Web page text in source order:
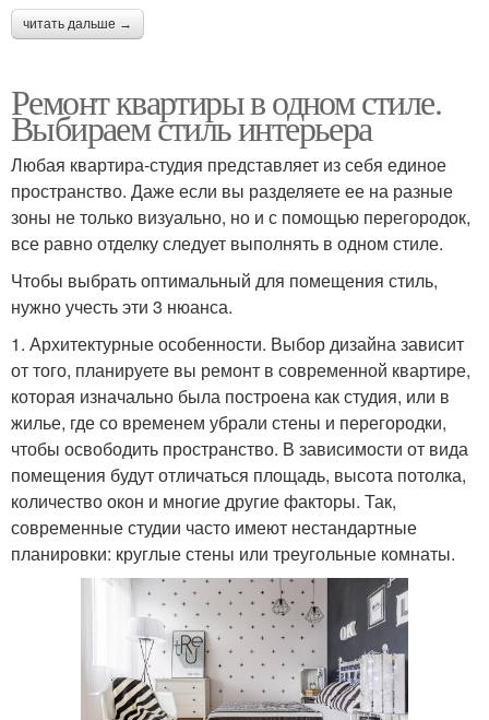
читать дальше →
Ремонт квартиры в одном стиле.
Выбираем стиль интерьера
Любая квартира-студия представляет из себя единое
пространство. Даже если вы разделяете ее на разные
зоны не только визуально, но и с помощью перегородок,
все равно отделку следует выполнять в одном стиле.
Чтобы выбрать оптимальный для помещения стиль,
нужно учесть эти 3 нюанса.
1. Архитектурные особенности. Выбор дизайна зависит
от того, планируете вы ремонт в современной квартире,
которая изначально была построена как студия, или в
жилье, где со временем убрали стены и перегородки,
чтобы освободить пространство. В зависимости от вида
помещения будут отличаться площадь, высота потолка,
количество окон и многие другие факторы. Так,
современные студии часто имеют нестандартные
планировки: круглые стены или треугольные комнаты.